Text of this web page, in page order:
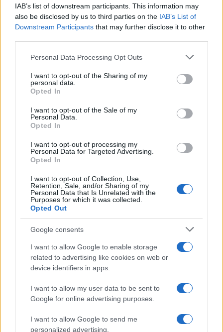
IAB’s list of downstream participants. This information may
also be disclosed by us to third parties on the IAB’s List of
Downstream Participants that may further disclose it to other
Please note that this website/app uses one or more Google
not limited to your visit or usage behaviour. You may click to
grant or deny consent to Google and its third-party tags to
use your data for below specified purposes in below Google
consent section.
Personal Data Processing Opt Outs
I want to opt-out of the Sharing of my
personal data.
Opted In
I want to opt-out of the Sale of my
Personal Data.
Opted In
I want to opt-out of processing my
Personal Data for Targeted Advertising.
Opted In
I want to opt-out of Collection, Use,
Retention, Sale, and/or Sharing of my
Personal Data that Is Unrelated with the
Purposes for which it was collected.
Opted Out
Google consents
I want to allow Google to enable storage
related to advertising like cookies on web or
device identifiers in apps.
I want to allow my user data to be sent to
Google for online advertising purposes.
I want to allow Google to send me
personalized advertising.
Brent cai 8.3% e arrasta petróleo e ouro para baixo
Rafael Oliveira · 7 ago 2026
COTAÇÕES CRYPTO
Nome Preço
(KBTC)
Eureka Bridged PAX Gold (Terra
(PAXG)
$4,205.78
$0.022